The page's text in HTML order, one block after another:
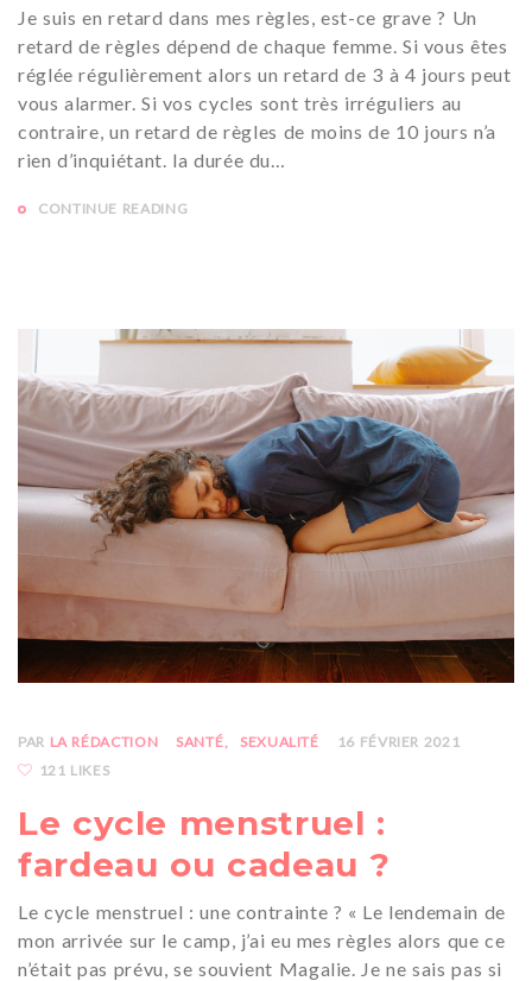
Je suis en retard dans mes règles, est-ce grave ? Un
retard de règles dépend de chaque femme. Si vous êtes
réglée régulièrement alors un retard de 3 à 4 jours peut
vous alarmer. Si vos cycles sont très irréguliers au
contraire, un retard de règles de moins de 10 jours n’a
rien d’inquiétant. la durée du…
CONTINUE READING
PAR LA RÉDACTION SANTÉ SEXUALITÉ
16 FÉVRIER 2021
121 LIKES
Le cycle menstruel :
fardeau ou cadeau ?
Le cycle menstruel : une contrainte ? « Le lendemain de
mon arrivée sur le camp, j’ai eu mes règles alors que ce
n’était pas prévu, se souvient Magalie. Je ne sais pas si